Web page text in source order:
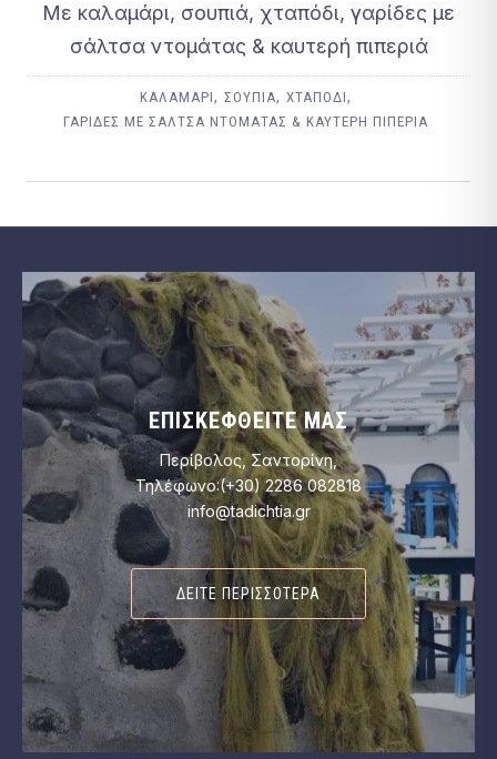
Με καλαμάρι, σουπιά, χταπόδι, γαρίδες με
σάλτσα ντομάτας & καυτερή πιπεριά
ΚΑΛΑΜΆΡΙ, ΣΟΥΠΙΆ, ΧΤΑΠΌΔΙ,
ΓΑΡΊΔΕΣ ΜΕ ΣΆΛΤΣΑ ΝΤΟΜΆΤΑΣ & ΚΑΥΤΕΡΉ ΠΙΠΕΡΙΆ
ΕΠΙΣΚΕΦΘΕΊΤΕ ΜΑΣ
Περίβολος, Σαντορίνη,
Τηλέφωνο:(+30) 2286 082818
info@tadichtia.gr
ΔΕΊΤΕ ΠΕΡΙΣΣΌΤΕΡΑ